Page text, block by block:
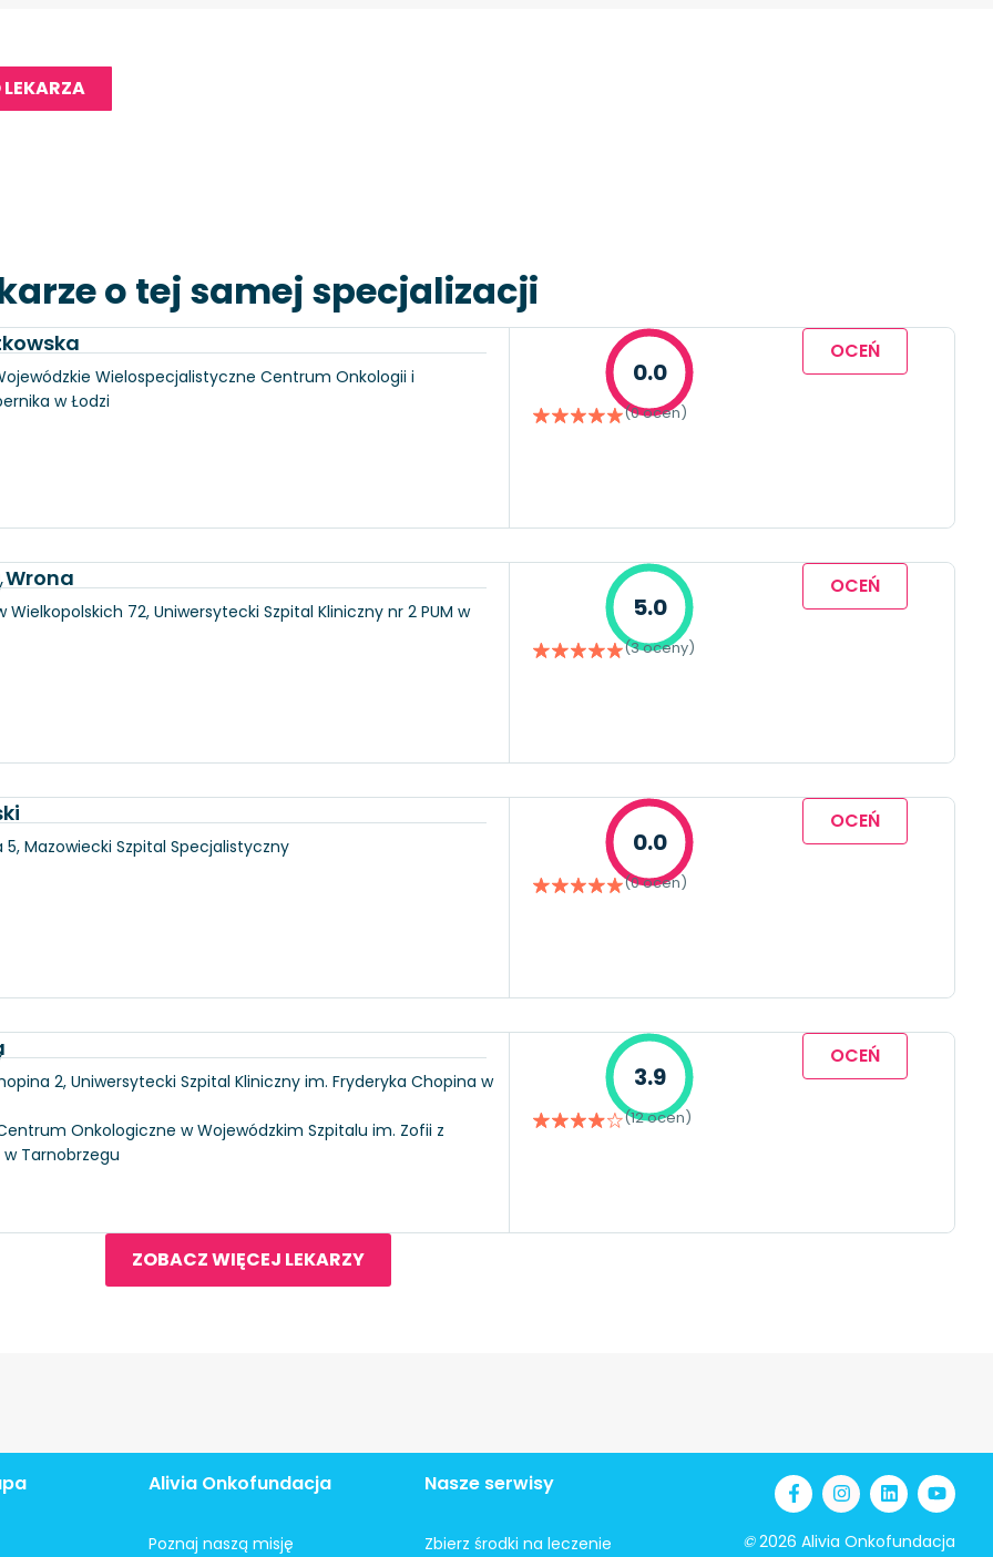
o tej samej specjalizacji
Wielospecjalistyczne Centrum Onkologii i
w Łodzi
0.0
(0 ocen)
OCEŃ
Wrona
Wielkopolskich 72, Uniwersytecki Szpital Kliniczny nr 2 PUM w
5.0
(3 oceny)
OCEŃ
Mazowiecki Szpital Specjalistyczny
0.0
(0 ocen)
OCEŃ
2, Uniwersytecki Szpital Kliniczny im. Fryderyka Chopina w
Onkologiczne w Wojewódzkim Szpitalu im. Zofii z
Tarnobrzegu
3.9
(12 ocen)
OCEŃ
ZOBACZ WIĘCEJ LEKARZY
Alivia Onkofundacja
Poznaj naszą misję
Nasze serwisy
Zbierz środki na leczenie ©2026 Alivia Onkofundacja